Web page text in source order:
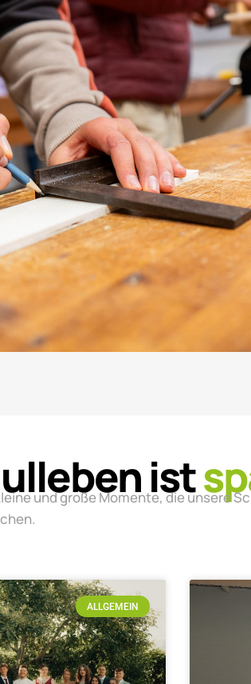
ist
und große Momente, die unsere
ALLGEMEIN